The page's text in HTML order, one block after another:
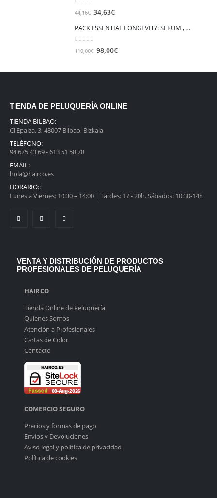
out of 5
44,16€ El
original
44,16€.
34,63€El
actual
34,63€.
PACK ESSENTIAL LONGEVITY: SERUM , CREMA
110,00€ El
original
98,00€El
actual
TIENDA DE PELUQUERÍA ONLINE
TIENDA BILBAO:
Cl Epalza, 3, 48007 Bilbao, Bizkaia
TELÉFONO:
94 675 43 69 - 613 51 58 78
EMAIL:
hola@hairco.es
HORARIO::
Lunes a Viernes: 10:30 – 14:00 | Tardes: 17 - 20h. Sábados: 10:30-14h
VENTA Y DISTRIBUCIÓN DE PRODUCTOS
PROFESIONALES DE PELUQUERÍA
HAIRCO
Tienda Online de Peluquería
Quienes Somos
Atención a Profesionales
Cartas de Color
Contacto
COMERCIO SEGURO
Precios y formas de pago
Envíos y Devoluciones
Aviso legal y política de privacidad
Política de cookies